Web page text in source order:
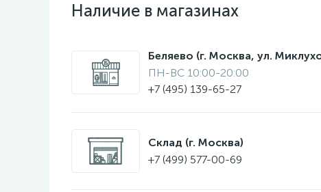
Наличие в магазинах
Беляево (г. Москва, ул.
ПН-ВС 10:00-20:00
+7 (495) 139-65-27
Склад (г. Москва)
+7 (499) 577-00-69